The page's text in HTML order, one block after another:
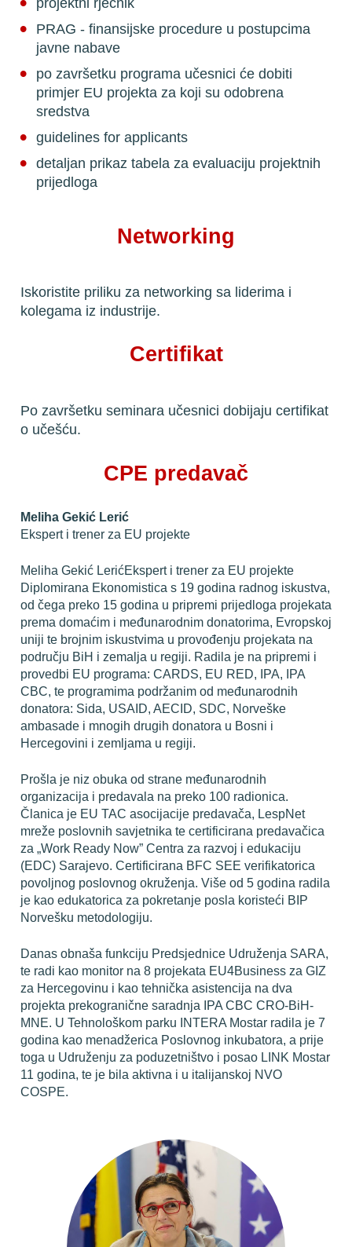
projektni rječnik
PRAG - finansijske procedure u postupcima
javne nabave
po završetku programa učesnici će dobiti
primjer EU projekta za koji su odobrena
sredstva
guidelines for applicants
detaljan prikaz tabela za evaluaciju projektnih
prijedloga
Networking
Iskoristite priliku za networking sa liderima i
kolegama iz industrije.
Certifikat
Po završetku seminara učesnici dobijaju certifikat
o učešću.
CPE predavač
Meliha Gekić Lerić
Ekspert i trener za EU projekte
Meliha Gekić LerićEkspert i trener za EU projekte
Diplomirana Ekonomistica s 19 godina radnog iskustva,
od čega preko 15 godina u pripremi prijedloga projekata
prema domaćim i međunarodnim donatorima, Evropskoj
uniji te brojnim iskustvima u provođenju projekata na
području BiH i zemalja u regiji. Radila je na pripremi i
provedbi EU programa: CARDS, EU RED, IPA, IPA
CBC, te programima podržanim od međunarodnih
donatora: Sida, USAID, AECID, SDC, Norveške
ambasade i mnogih drugih donatora u Bosni i
Hercegovini i zemljama u regiji.
Prošla je niz obuka od strane međunarodnih
organizacija i predavala na preko 100 radionica.
Članica je EU TAC asocijacije predavača, LespNet
mreže poslovnih savjetnika te certificirana predavačica
za „Work Ready Now” Centra za razvoj i edukaciju
(EDC) Sarajevo. Certificirana BFC SEE verifikatorica
povoljnog poslovnog okruženja. Više od 5 godina radila
je kao edukatorica za pokretanje posla koristeći BIP
Norvešku metodologiju.
Danas obnaša funkciju Predsjednice Udruženja SARA,
te radi kao monitor na 8 projekata EU4Business za GIZ
za Hercegovinu i kao tehnička asistencija na dva
projekta prekogranične saradnja IPA CBC CRO-BiH-
MNE. U Tehnološkom parku INTERA Mostar radila je 7
godina kao menadžerica Poslovnog inkubatora, a prije
toga u Udruženju za poduzetništvo i posao LINK Mostar
11 godina, te je bila aktivna i u italijanskoj NVO
COSPE.